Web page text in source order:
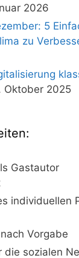
2026
5
zu
Oktober 2025
Gastautor
individuellen
Vorgabe
die sozialen